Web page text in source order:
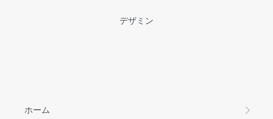
デザミン
ホーム